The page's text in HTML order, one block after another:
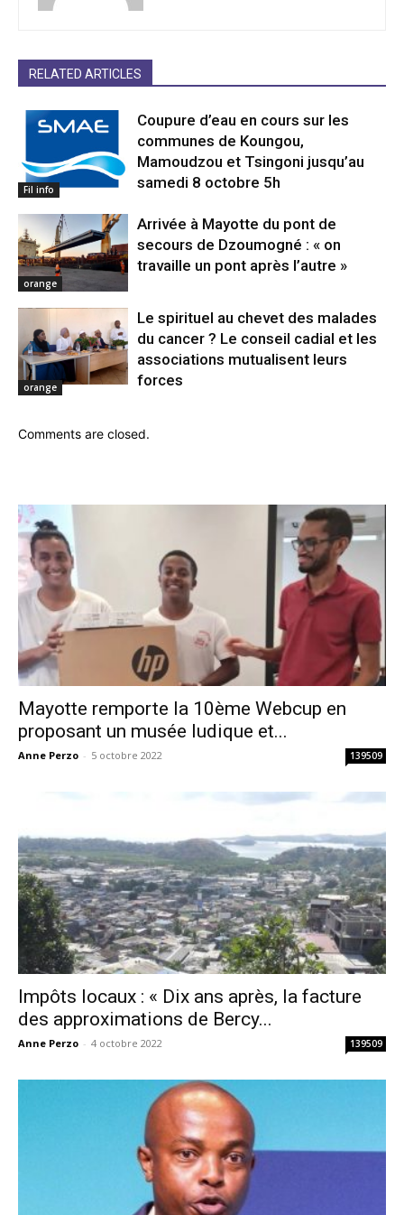
RELATED ARTICLES
Fil info
Coupure d’eau en cours sur les
communes de Koungou,
Mamoudzou et Tsingoni jusqu’au
samedi 8 octobre 5h
orange
Arrivée à Mayotte du pont de
secours de Dzoumogné : « on
travaille un pont après l’autre »
orange
Le spirituel au chevet des malades
du cancer ? Le conseil cadial et les
associations mutualisent leurs
forces
Comments are closed.
Mayotte remporte la 10ème Webcup en
proposant un musée ludique et...
Anne Perzo - 5 octobre 2022 139509
Impôts locaux : « Dix ans après, la facture
des approximations de Bercy...
Anne Perzo - 4 octobre 2022 139509